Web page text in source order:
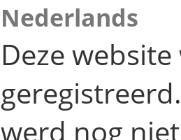
Nederlands
Deze
werd nog